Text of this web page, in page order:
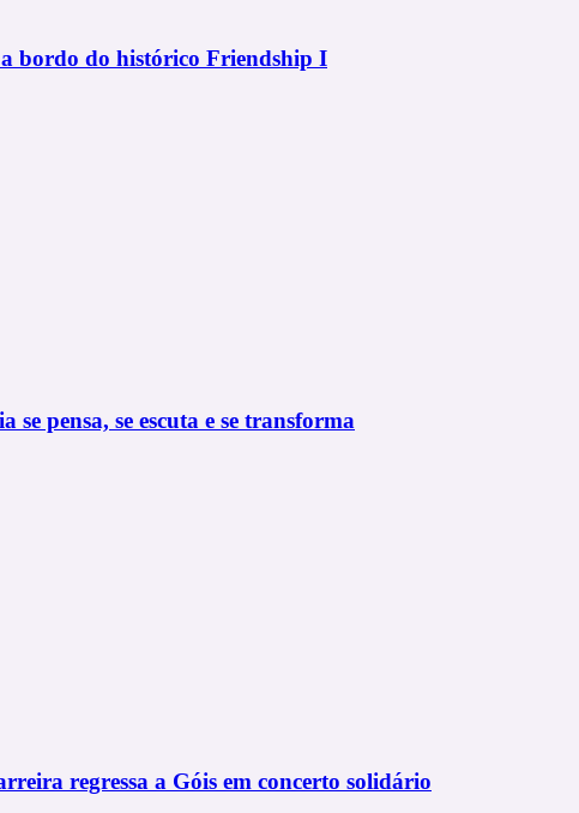
bordo do histórico Friendship I
pensa, se escuta e se transforma
regressa a Góis em concerto solidário